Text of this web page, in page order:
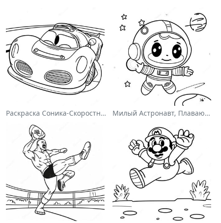
Раскраска Соника-Скоростного Гонщика Милый Астронавт, Плавающий В Космосе На Раскраске